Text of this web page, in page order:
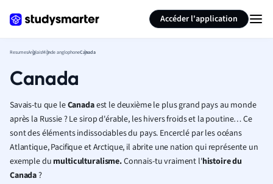
Accéder l'application
ResumesAnglaisMonde anglophoneCanada
Canada
Savais-tu que leCanadaest le deuxième le plus grand pays au monde
après la Russie ? Le sirop d'érable, les hivers froids et la poutine… Ce
sont des éléments indissociables du pays. Encerclé par les océans
Atlantique, Pacifique et Arctique, il abrite une nation qui représente un
exemple du multiculturalisme.Connais-tu vraiment l'histoire du
Canada?
Résumer la page